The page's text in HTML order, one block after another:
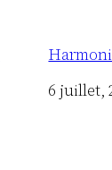
Date
6 juillet,